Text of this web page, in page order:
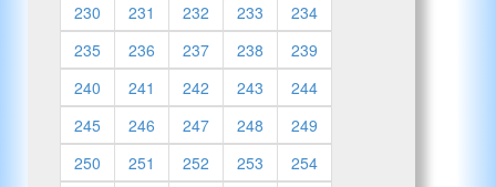
230 231 232 233
234
235
236 237 238
239
240
241 242 243
244
245
246 247 248
249
250
251 252 253
254